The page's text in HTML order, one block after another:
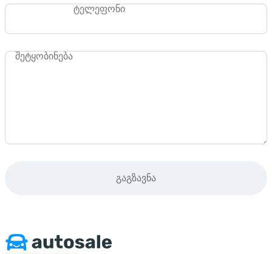
ტელეფონი
შეტყობინება
გაგზავნა